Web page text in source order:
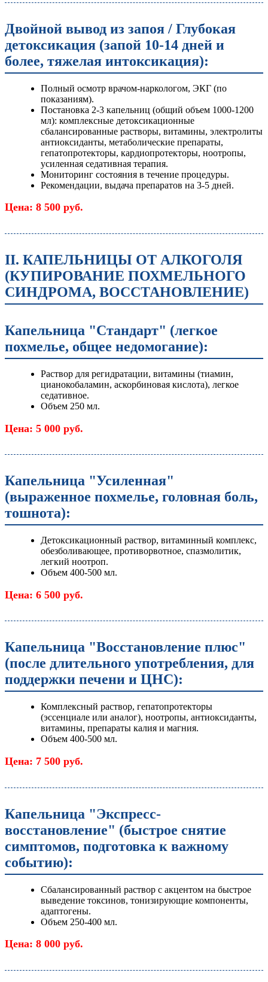
Двойной вывод из запоя / Глубокая
детоксикация (запой 10-14 дней и
более, тяжелая интоксикация):
Полный осмотр врачом-наркологом, ЭКГ (по
показаниям).
Постановка 2-3 капельниц (общий объем 1000-1200
мл): комплексные детоксикационные
сбалансированные растворы, витамины, электролиты
антиоксиданты, метаболические препараты,
гепатопротекторы, кардиопротекторы, ноотропы,
усиленная седативная терапия.
Мониторинг состояния в течение процедуры.
Рекомендации, выдача препаратов на 3-5 дней.
Цена: 8 500 руб.
II. КАПЕЛЬНИЦЫ ОТ АЛКОГОЛЯ
(КУПИРОВАНИЕ ПОХМЕЛЬНОГО
СИНДРОМА, ВОССТАНОВЛЕНИЕ)
Капельница "Стандарт" (легкое
похмелье, общее недомогание):
Раствор для регидратации, витамины (тиамин,
цианокобаламин, аскорбиновая кислота), легкое
седативное.
Объем 250 мл.
Цена: 5 000 руб.
Капельница "Усиленная"
(выраженное похмелье, головная боль,
тошнота):
Детоксикационный раствор, витаминный комплекс,
обезболивающее, противорвотное, спазмолитик,
легкий ноотроп.
Объем 400-500 мл.
Цена: 6 500 руб.
Капельница "Восстановление плюс"
(после длительного употребления, для
поддержки печени и ЦНС):
Комплексный раствор, гепатопротекторы
(эссенциале или аналог), ноотропы, антиоксиданты,
витамины, препараты калия и магния.
Объем 400-500 мл.
Цена: 7 500 руб.
Капельница "Экспресс-
восстановление" (быстрое снятие
симптомов, подготовка к важному
событию):
Сбалансированный раствор с акцентом на быстрое
выведение токсинов, тонизирующие компоненты,
адаптогены.
Объем 250-400 мл.
Цена: 8 000 руб.